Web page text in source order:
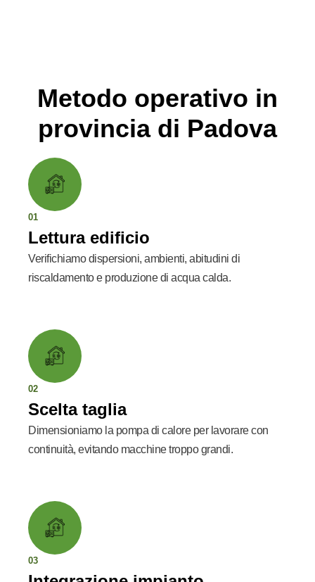
Metodo operativo in
provincia di Padova
01
Lettura edificio
Verifichiamo dispersioni, ambienti, abitudini di
riscaldamento e produzione di acqua calda.
02
Scelta taglia
Dimensioniamo la pompa di calore per lavorare con
continuità, evitando macchine troppo grandi.
03